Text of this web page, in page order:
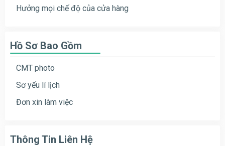
Hưởng mọi chế độ của cửa hàng
Hồ Sơ Bao Gồm
CMT photo
Sơ yếu lí lịch
Đơn xin làm việc
Thông Tin Liên Hệ